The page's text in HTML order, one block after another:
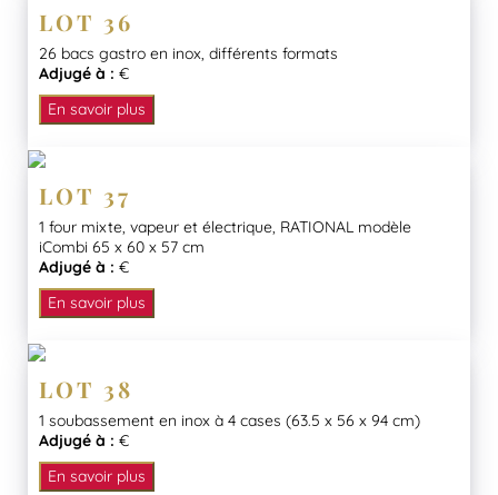
LOT 36
26 bacs gastro en inox, différents formats
Adjugé à : €
En savoir plus
LOT 37
1 four mixte, vapeur et électrique, RATIONAL modèle
iCombi 65 x 60 x 57 cm
Adjugé à : €
En savoir plus
LOT 38
1 soubassement en inox à 4 cases (63.5 x 56 x 94 cm)
Adjugé à : €
En savoir plus